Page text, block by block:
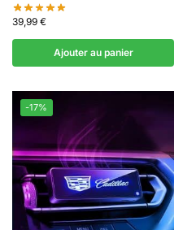
39,99 €
Ajouter au panier
-17%